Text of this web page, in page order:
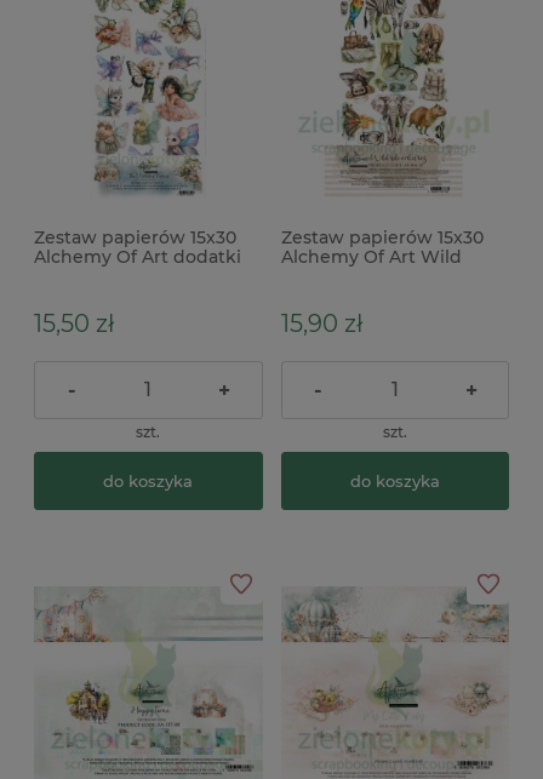
Zestaw papierów 15x30
Alchemy Of Art dodatki
15,50 zł
- +
szt.
do koszyka
Zestaw papierów 15x30
Alchemy Of Art Wild
15,90 zł
- +
szt.
do koszyka